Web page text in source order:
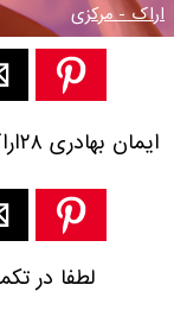
اراک - مرکزی
ایمان بهادری ۲۸
لطفا در